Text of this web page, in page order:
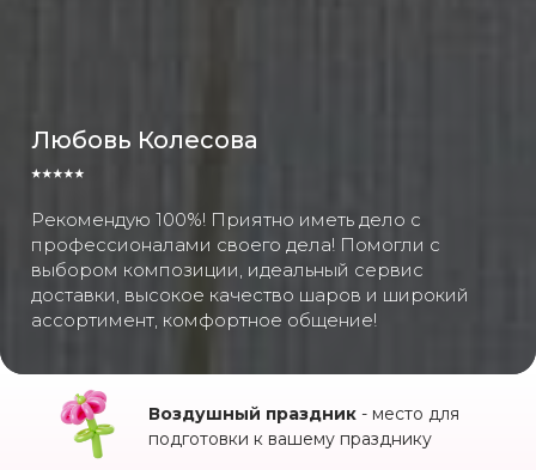
Любовь Колесова
⭑⭑⭑⭑⭑
Рекомендую 100%! Приятно иметь дело с
профессионалами своего дела! Помогли с
выбором композиции, идеальный сервис
доставки, высокое качество шаров и широкий
ассортимент, комфортное общение!
Воздушный праздник - место для
подготовки к вашему празднику